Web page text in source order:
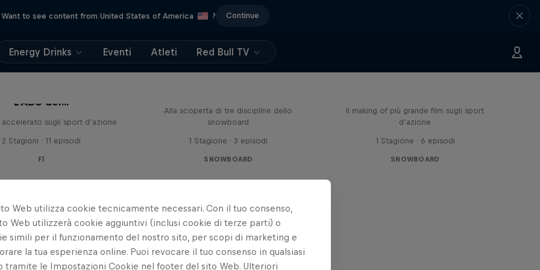
Want to see content from United States of America ? Continue
Energy Drinks Eventi Atleti Red Bull TV
L'ABC del...
sugli sport d’azione
2 Stagioni · 11 episodi
F1
Alla scoperta di tre discipline dello
snowboard
1 Stagione · 3 episodi
SNOWBOARD
Il making of più grande film sugli sport
d’azione
1 Stagione · 6 episodi
SNOWBOARD
Web utilizza cookie tecnicamente necessari. Con il tuo consenso,
Web utilizzerà cookie aggiuntivi (inclusi cookie di terze parti) o
simili per il funzionamento del nostro sito, per scopi di marketing e
la tua esperienza online. Puoi revocare il tuo consenso in qualsiasi
tramite le Impostazioni Cookie nel footer del sito Web. Ulteriori